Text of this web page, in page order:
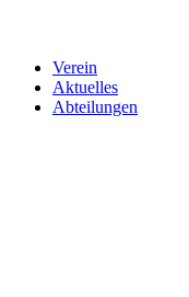
Verein
Aktuelles
Abteilungen